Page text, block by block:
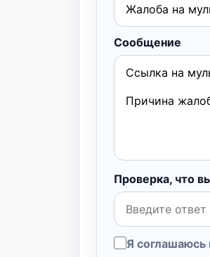
Сообщение
Проверка, что
Я соглашаюсь